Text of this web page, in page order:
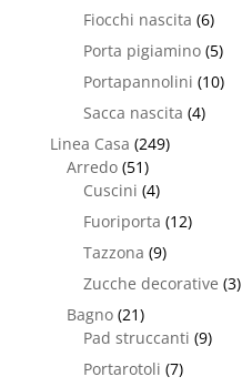
Fiocchi nascita (6)
Porta pigiamino (5)
Portapannolini (10)
Sacca nascita (4)
Linea Casa (249)
Arredo (51)
Cuscini (4)
Fuoriporta (12)
Tazzona (9)
Zucche decorative (3)
Bagno (21)
Pad struccanti (9)
Portarotoli (7)